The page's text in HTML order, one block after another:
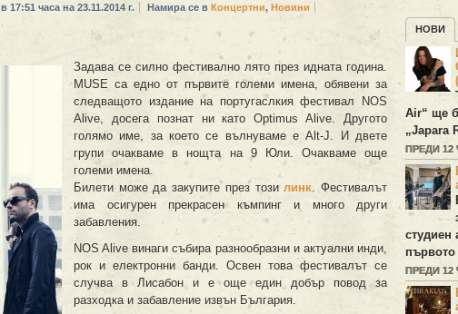
в 17:51 часа на 23.11.2014 г. Намира се в Концертни, Новини
Задава се силно фестивално лято през идната година.
MUSE са едно от първите големи имена, обявени за
следващото издание на португаслкия фестивал NOS
Alive, досега познат ни като Optimus Alive. Другото
голямо име, за което се вълнуваме е Alt-J. И двете
групи очакваме в нощта на 9 Юли. Очакваме още
големи имена.
Билети може да закупите през тозилинк . Фестивалът
има осигурен прекрасен къмпинг и много други
забавления.
NOS Alive винаги събира разнообразни и актуални инди,
рок и електронни банди. Освен това фестивалът се
случва в Лисабон и е още един добър повод за
разходка и забавление извън България.
НОВИ
Air“ ще
„Japara
ПРЕДИ 12
студиен
ПРЕДИ 12